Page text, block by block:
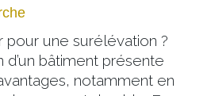
pour une surélévation ?
d’un bâtiment présente
notamment en